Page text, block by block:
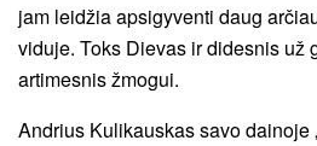
jam leidžia apsigyventi daug
viduje. Toks Dievas ir didesnis už
artimesnis žmogui.
Andrius Kulikauskas savo dainoje